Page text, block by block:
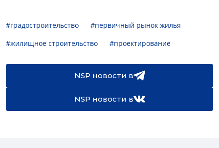
#градостроительство
#первичный рынок жилья
#жилищное строительство
#проектирование
NSP новости в
NSP новости в